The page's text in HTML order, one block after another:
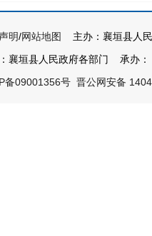
明/网站地图
主办：襄垣县人
襄垣县人民政府各部门 承办
备09001356号 晋公网安备